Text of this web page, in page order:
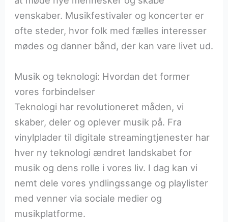
venskaber. Musikfestivaler og koncerter er
ofte steder, hvor folk med fælles interesser
mødes og danner bånd, der kan vare livet ud.
Musik og teknologi: Hvordan det former
vores forbindelser
Teknologi har revolutioneret måden, vi
skaber, deler og oplever musik på. Fra
vinylplader til digitale streamingtjenester har
hver ny teknologi ændret landskabet for
musik og dens rolle i vores liv. I dag kan vi
nemt dele vores yndlingssange og playlister
med venner via sociale medier og
musikplatforme.